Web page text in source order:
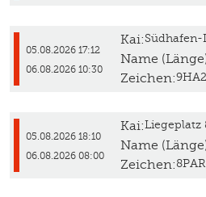
05.08.2026 17:12
06.08.2026 10:30
Kai:
Name
Zeichen:
05.08.2026 18:10
06.08.2026 08:00
Kai:Liegeplatz
Name
Zeichen: